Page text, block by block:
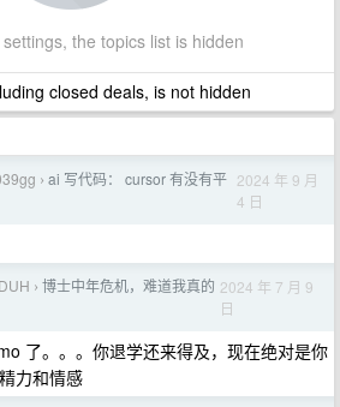
the topics list is hidden
closed deals, is not hidden
› ai 写代码： cursor 有没有平 2024 年 9 月
4 日
› 博士中年危机，难道我真的 2024 年 7 月 9
日
了。。。你退学还来得及，现在绝对是你
力和情感